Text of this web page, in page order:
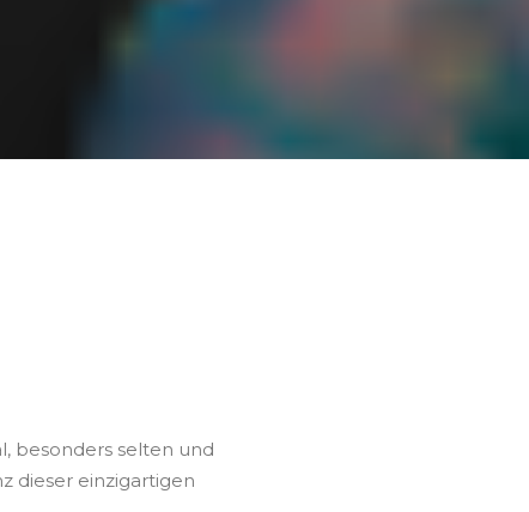
besonders selten und
dieser einzigartigen